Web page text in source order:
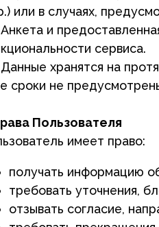
Пользователя
имеет право:
информацию об
требовать уточнения,
согласие,
защиты
действий,
Политики